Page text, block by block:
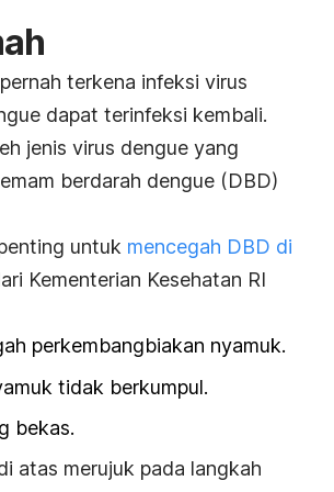
terkena infeksi virus
dapat terinfeksi kembali.
jenis virus dengue yang
berdarah dengue (DBD)
untuk mencegah DBD di
Kementerian Kesehatan RI
perkembangbiakan nyamuk.
tidak berkumpul.
bekas.
atas merujuk pada langkah